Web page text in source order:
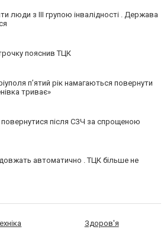
люди з III групою інвалідності . Держава
пояснив ТЦК
пʼятий рік намагаються повернути
триває»
після СЗЧ за спрощеною
автоматично . ТЦК більше не
Здоров'я